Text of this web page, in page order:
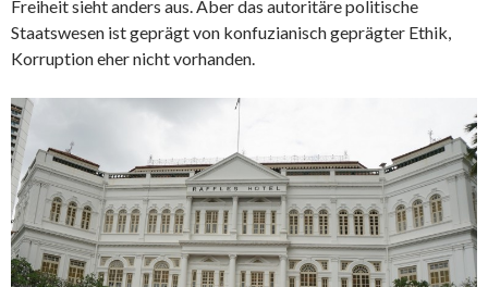
Freiheit sieht anders aus. Aber das autoritäre politische
Staatswesen ist geprägt von konfuzianisch geprägter Ethik,
Korruption eher nicht vorhanden.